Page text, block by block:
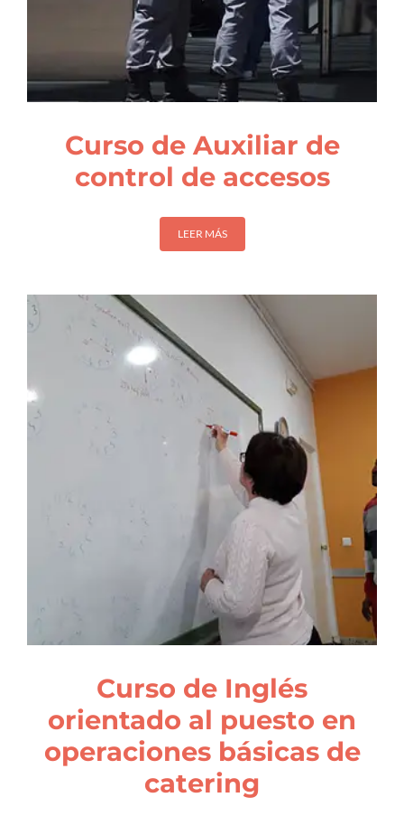
Curso de Auxiliar de
control de accesos
LEER MÁS
Curso de Inglés
orientado al puesto en
operaciones básicas de
catering